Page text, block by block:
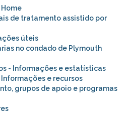
de tratamento assistido por
úteis
no condado de Plymouth
- Informações e estatísticas
e recursos
grupos de apoio e programas